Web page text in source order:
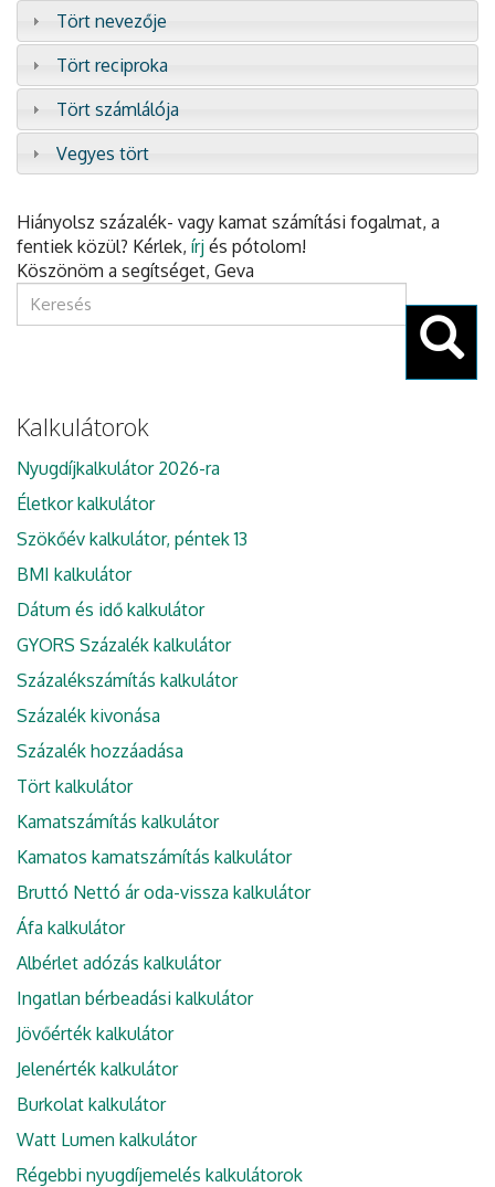
Tört nevezője
Tört reciproka
Tört számlálója
Vegyes tört
Hiányolsz százalék- vagy kamat számítási fogalmat, a
fentiek közül? Kérlek, írj és pótolom!
Köszönöm a segítséget, Geva
Keresés
űrlap
Kalkulátorok
Nyugdíjkalkulátor 2026-ra
Életkor kalkulátor
Szökőév kalkulátor, péntek 13
BMI kalkulátor
Dátum és idő kalkulátor
GYORS Százalék kalkulátor
Százalékszámítás kalkulátor
Százalék kivonása
Százalék hozzáadása
Tört kalkulátor
Kamatszámítás kalkulátor
Kamatos kamatszámítás kalkulátor
Bruttó Nettó ár oda-vissza kalkulátor
Áfa kalkulátor
Albérlet adózás kalkulátor
Ingatlan bérbeadási kalkulátor
Jövőérték kalkulátor
Jelenérték kalkulátor
Burkolat kalkulátor
Watt Lumen kalkulátor
Régebbi nyugdíjemelés kalkulátorok